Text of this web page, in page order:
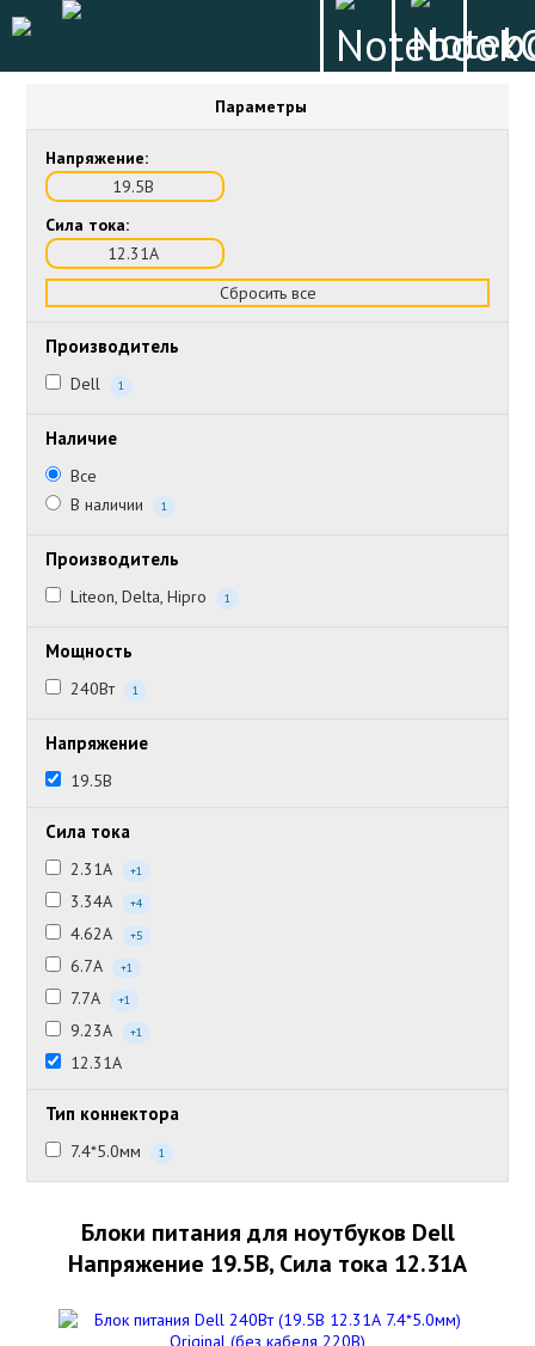
Параметры
Напряжение:
19.5В
Сила тока:
12.31А
Сбросить все
Производитель
Dell 1
Наличие
Все
В наличии
1
Производитель
Liteon, Delta, Hipro 1
Мощность
240Вт 1
Напряжение
19.5В
Сила тока
2.31А +1
3.34А +4
4.62А +5
6.7А +1
7.7А +1
9.23А +1
12.31А
Тип коннектора
7.4*5.0мм 1
Блоки питания для ноутбуков Dell
Напряжение 19.5В, Сила тока 12.31А